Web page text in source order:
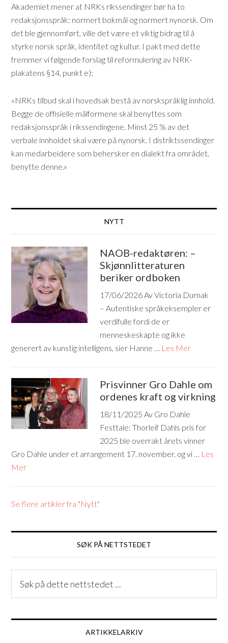
Akademiet mener at NRKs rikssendinger bør ha to
redaksjonsspråk: normert bokmål og normert nynorsk. Om
det ble gjennomført, ville det være et viktig bidrag til å
styrke norsk språk, identitet og kultur. I pakt med dette
fremmer vi følgende forslag til reformulering av NRK-
plakatens §14, punkt e):
«NRKs tilbud skal i hovedsak bestå av norskspråklig innhold.
Begge de offisielle målformene skal benyttes som
redaksjonsspråk i rikssendingene. Minst 25 % av det
verbale innholdet skal være på nynorsk. I distriktssendinger
kan medarbeidere som behersker en dialekt fra området,
benytte denne.»
NYTT
NAOB-redaktøren: –
Skjønnlitteraturen
beriker ordboken
17/06/2026Av Victoria Durnak
– Autentiske språkeksempler er
verdifulle fordi de er
menneskeskapte og ikke
generert av kunstig intelligens, sier Hanne … Les Mer
Prisvinner Gro Dahle om
ordenes kraft og virkning
18/11/2025 Av Gro Dahle
Festtale: Thorleif Dahls pris for
2025 ble overrakt årets vinner
Gro Dahle under et arrangement 17. november, og vi … Les
Mer
Se flere artikler fra "Nytt"
SØK PÅ NETTSTEDET
ARTIKKELARKIV